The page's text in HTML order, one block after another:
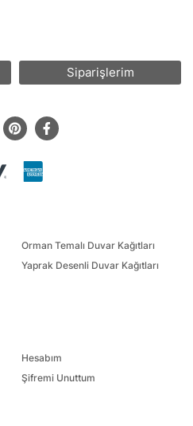
Orman Temalı Duvar Kağıtları
Yaprak Desenli Duvar Kağıtları
Hesabım
Şifremi Unuttum
Siparişlerim